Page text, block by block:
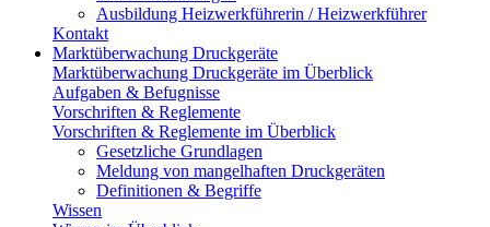
Ausbildung Heizwerkführerin / Heizwerkführer
Kontakt
Marktüberwachung Druckgeräte
Marktüberwachung Druckgeräte im Überblick
Aufgaben & Befugnisse
Vorschriften & Reglemente
Vorschriften & Reglemente im Überblick
Gesetzliche Grundlagen
Meldung von mangelhaften Druckgeräten
Definitionen & Begriffe
Wissen